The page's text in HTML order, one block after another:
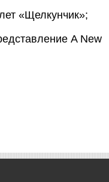
«Щелкунчик»;
A New